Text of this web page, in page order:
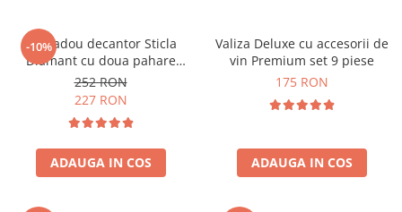
-10%
Set cadou decantor Sticla
Diamant cu doua pahare
Deluxe
252 RON
227 RON
ADAUGA IN COS
Valiza Deluxe cu accesorii de
vin Premium set 9 piese
175 RON
ADAUGA IN COS